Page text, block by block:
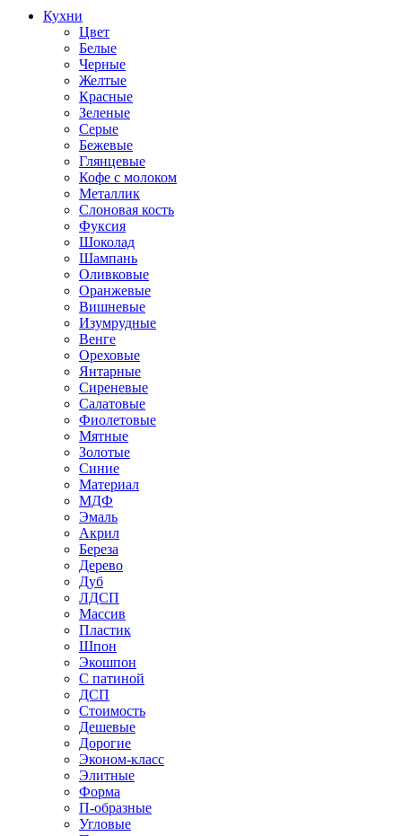
Кухни
Цвет
Белые
Черные
Желтые
Красные
Зеленые
Серые
Бежевые
Глянцевые
Кофе с молоком
Металлик
Слоновая кость
Фуксия
Шоколад
Шампань
Оливковые
Оранжевые
Вишневые
Изумрудные
Венге
Ореховые
Янтарные
Сиреневые
Салатовые
Фиолетовые
Мятные
Золотые
Синие
Материал
МДФ
Эмаль
Акрил
Береза
Дерево
Дуб
ЛДСП
Массив
Пластик
Шпон
Экошпон
С патиной
ДСП
Стоимость
Дешевые
Дорогие
Эконом-класс
Элитные
Форма
П-образные
Угловые